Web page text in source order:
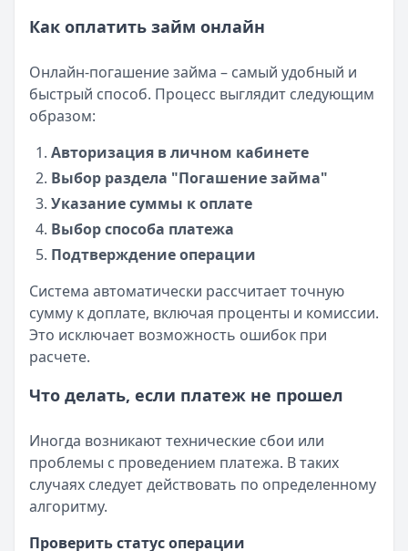
Как оплатить займ онлайн
Онлайн-погашение займа – самый удобный и
быстрый способ. Процесс выглядит следующим
образом:
Авторизация в личном кабинете
Выбор раздела "Погашение займа"
Указание суммы к оплате
Выбор способа платежа
Подтверждение операции
Система автоматически рассчитает точную
сумму к доплате, включая проценты и комиссии.
Это исключает возможность ошибок при
расчете.
Что делать, если платеж не прошел
Иногда возникают технические сбои или
проблемы с проведением платежа. В таких
случаях следует действовать по определенному
алгоритму.
Проверить статус операции